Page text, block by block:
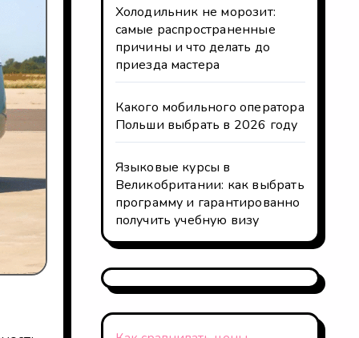
Холодильник не морозит:
самые распространенные
причины и что делать до
приезда мастера
Какого мобильного оператора
Польши выбрать в 2026 году
Языковые курсы в
Великобритании: как выбрать
программу и гарантированно
получить учебную визу